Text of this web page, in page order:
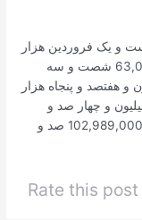
ریال امروز بیست و یک فروردین هزار
63,000,000 شصت و سه
میلیون و هفتصد و پنجاه هزار
سه میلیون و چهار صد و
102,989,000 صد و
Rate this post